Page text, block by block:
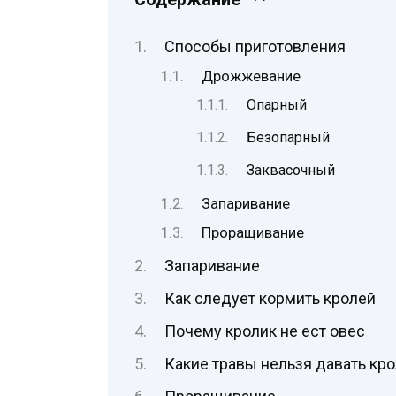
Способы приготовления
Дрожжевание
Опарный
Безопарный
Заквасочный
Запаривание
Проращивание
Запаривание
Как следует кормить кролей
Почему кролик не ест овес
Какие травы нельзя давать